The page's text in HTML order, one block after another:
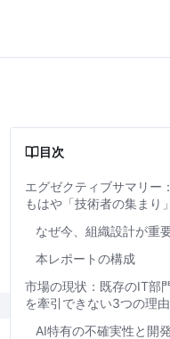
目次
エグゼクティブサマリー
もはや「技術者の集まり
なぜ今、組織設計が重
本レポートの構成
市場の現状：既存のIT部
を牽引できない3つの理由
AI特有の不確実性と開